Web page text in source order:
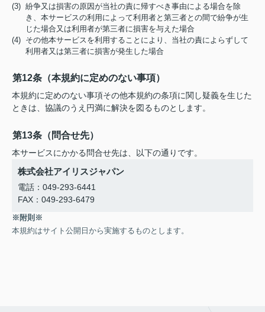
(3) 紛争又は損害の原因が当社の責に帰すべき事由による場合を除
き、本サービスの利用によって利用者と第三者との間で紛争が生
じた場合又は利用者が第三者に損害を与えた場合
(4) その他本サービスを利用することにより、当社の責によらずして
利用者又は第三者に損害が発生した場合
第12条（本規約に定めのない事項）
本規約に定めのない事項その他本規約の条項に関し疑義を生じた
ときは、協議のうえ円満に解決を図るものとします。
第13条（問合せ先）
本サービスにかかる問合せ先は、以下の通りです。
株式会社アイリスジャパン
電話：049-293-6441
FAX：049-293-6479
※附則※
本規約はサイト公開日から実施するものとします。